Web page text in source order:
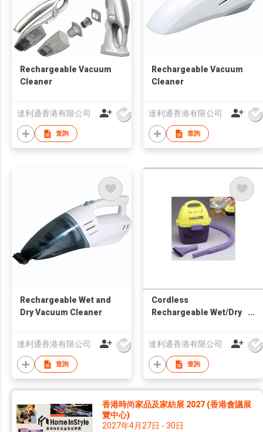
Rechargeable Vacuum
Cleaner
達利通香港有限公司
查詢
Rechargeable Vacuum
Cleaner
達利通香港有限公司
查詢
Rechargeable Wet and
Dry Vacuum Cleaner
達利通香港有限公司
查詢
Cordless
Rechargeable Wet/Dry
達利通香港有限公司
查詢
香港時尚家品及家紡展 2027 (香港會議展
覽中心)
2027年4月27日 - 30日